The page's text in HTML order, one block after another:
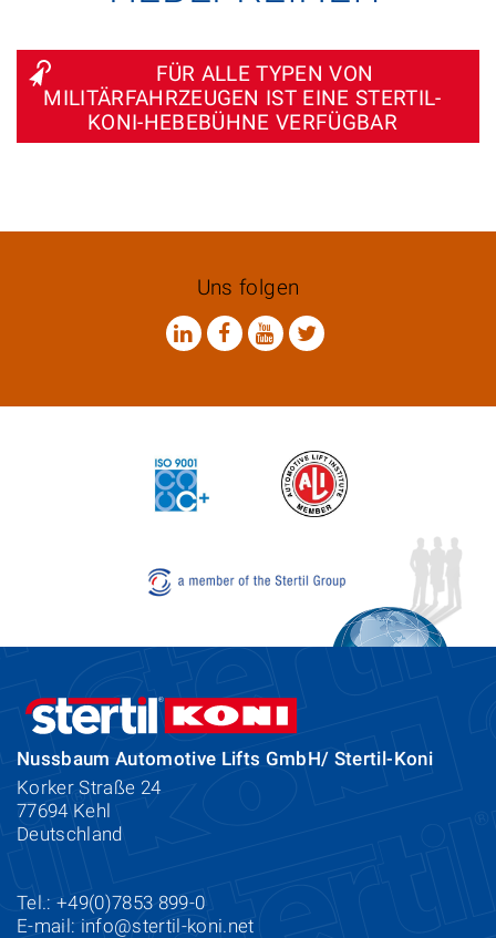
FÜR ALLE TYPEN VON
MILITÄRFAHRZEUGEN IST EINE STERTIL-
KONI-HEBEBÜHNE VERFÜGBAR
Uns folgen
Nussbaum Automotive Lifts GmbH/ Stertil-Koni
Korker Straße 24
77694 Kehl
Deutschland
Tel.: +49(0)7853 899-0
E-mail: info@stertil-koni.net